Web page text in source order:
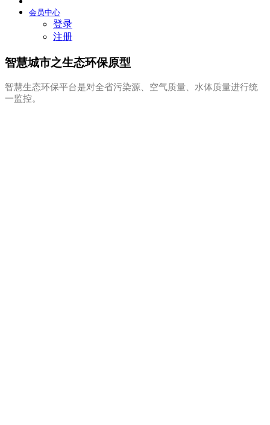
会员中心
登录
注册
智慧城市之生态环保原型
智慧生态环保平台是对全省污染源、空气质量、水体质量进行统
一监控。